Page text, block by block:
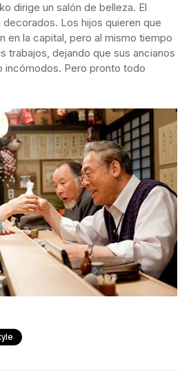
dirige un salón de belleza. El
decorados. Los hijos quieren que
en la capital, pero al mismo tiempo
trabajos, dejando que sus ancianos
incómodos. Pero pronto todo